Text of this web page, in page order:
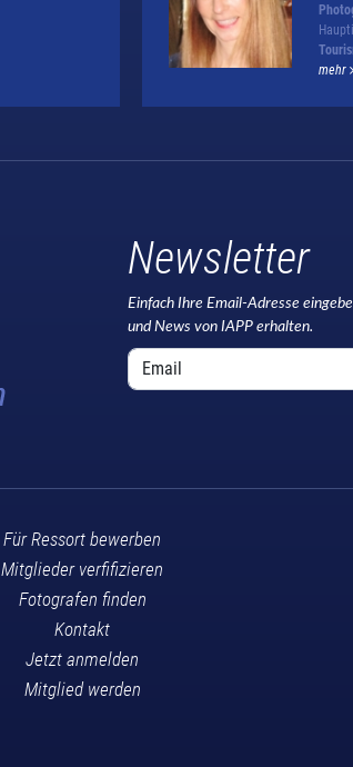
mehr
Newsletter
Einfach Ihre Email-Adresse
und News von IAPP erhalten.
Für Ressort bewerben
Mitglieder verfifizieren
Fotografen finden
Kontakt
Jetzt anmelden
Mitglied werden